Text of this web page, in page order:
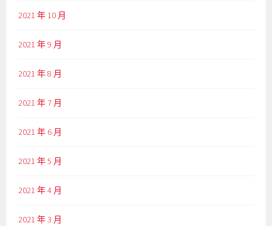
2021 年 10 月
2021 年 9 月
2021 年 8 月
2021 年 7 月
2021 年 6 月
2021 年 5 月
2021 年 4 月
2021 年 3 月